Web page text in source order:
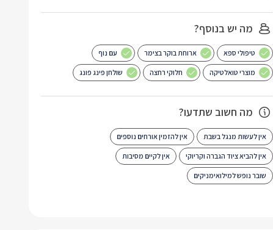
מה יש בנוסף?
טיפולי ספא ארוחת בוקר בצימר עם נוף
מוצרי טואלטיקה חלוקי רחצה שולחן פינג פונג
מה חשוב שתדעו?
אין לעשות מנגל בשבת אין להזמין אורחים נוספים
אין להביא ציוד הגברה וקריוקי אין לקיים מסיבות
שובר נופש למילואימניקים